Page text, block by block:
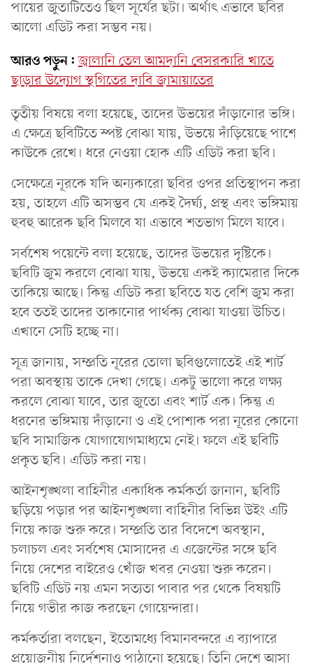
পায়ের জুতাটিতেও ছিল সূর্যের ছটা। অর্থাৎ এভাবে ছবির
আলো এডিট করা সম্ভব নয়।
আরও পড়ুন: জ্বালানি তেল আমদানি বেসরকারি খাতে
ছাড়ার উদ্যোগ স্থগিতের দাবি জামায়াতের
তৃতীয় বিষয়ে বলা হয়েছে, তাদের উভয়ের দাঁড়ানোর ভঙ্গি।
এ ক্ষেত্রে ছবিটিতে স্পষ্ট বোঝা যায়, উভয়ে দাঁড়িয়েছে পাশে
কাউকে রেখে। ধরে নেওয়া হোক এটি এডিট করা ছবি।
সেক্ষেত্রে নূরকে যদি অন্যকারো ছবির ওপর প্রতিস্থাপন করা
হয়, তাহলে এটি অসম্ভব যে একই দৈর্ঘ্য, প্রস্থ এবং ভঙ্গিমায়
হুবহু আরেক ছবি মিলবে যা এভাবে শতভাগ মিলে যাবে।
সর্বশেষ পয়েন্টে বলা হয়েছে, তাদের উভয়ের দৃষ্টিকে।
ছবিটি জুম করলে বোঝা যায়, উভয়ে একই ক্যামেরার দিকে
তাকিয়ে আছে। কিন্তু এডিট করা ছবিতে যত বেশি জুম করা
হবে ততই তাদের তাকানোর পার্থক্য বোঝা যাওয়া উচিত।
এখানে সেটি হচ্ছে না।
সূত্র জানায়, সম্প্রতি নূরের তোলা ছবিগুলোতেই এই শার্ট
পরা অবস্থায় তাকে দেখা গেছে। একটু ভালো করে লক্ষ্য
করলে বোঝা যাবে, তার জুতো এবং শার্ট এক। কিন্তু এ
ধরনের ভঙ্গিমায় দাঁড়ানো ও এই পোশাক পরা নূরের কোনো
ছবি সামাজিক যোগাযোগমাধ্যমে নেই। ফলে এই ছবিটি
প্রকৃত ছবি। এডিট করা নয়।
আইনশৃঙ্খলা বাহিনীর একাধিক কর্মকর্তা জানান, ছবিটি
ছড়িয়ে পড়ার পর আইনশৃঙ্খলা বাহিনীর বিভিন্ন উইং এটি
নিয়ে কাজ শুরু করে। সম্প্রতি তার বিদেশে অবস্থান,
চলাচল এবং সর্বশেষ মোসাদের এ এজেন্টের সঙ্গে ছবি
নিয়ে দেশের বাইরেও খোঁজ খবর নেওয়া শুরু করেন।
ছবিটি এডিট নয় এমন সত্যতা পাবার পর থেকে বিষয়টি
নিয়ে গভীর কাজ করছেন গোয়েন্দারা।
কর্মকর্তারা বলছেন, ইতোমধ্যে বিমানবন্দরে এ ব্যাপারে
প্রয়োজনীয় নির্দেশনাও পাঠানো হয়েছে। তিনি দেশে আসা